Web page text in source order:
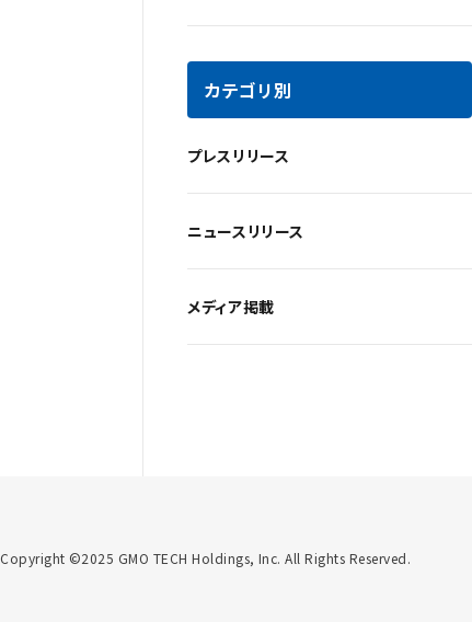
カテゴリ別
プレスリリース
ニュースリリース
メディア掲載
Copyright ©2025 GMO TECH Holdings, Inc. All Rights Reserved.